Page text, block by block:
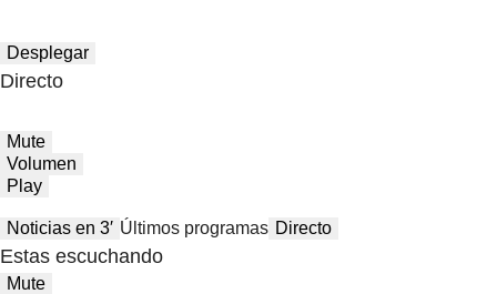
Desplegar
Directo
Mute
Volumen
Play
Noticias en 3′ Últimos programas Directo
Estas escuchando
Mute